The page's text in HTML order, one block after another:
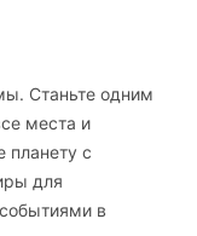
Станьте одним
места и
планету с
для
в